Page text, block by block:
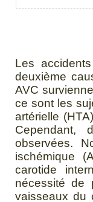
Les
deuxième
AVC
ce sont les
artérielle
Cependant,
observées.
ischémique
carotide
nécessité de
vaisseaux du